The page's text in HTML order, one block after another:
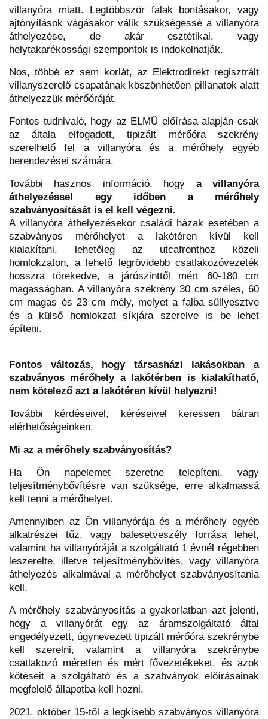
villanyóra miatt. Legtöbbször falak bontásakor, vagy
ajtónyílások vágásakor válik szükségessé a villanyóra
áthelyezése, de akár esztétikai, vagy
helytakarékossági szempontok is indokolhatják.
Nos, többé ez sem korlát, az Elektrodirekt regisztrált
villanyszerelő csapatának köszönhetően pillanatok alatt
áthelyezzük mérőóráját.
Fontos tudnivaló, hogy az ELMŰ előírása alapján csak
az általa elfogadott, tipizált mérőóra szekrény
szerelhető fel a villanyóra és a mérőhely egyéb
berendezései számára.
További hasznos információ, hogy a villanyóra
áthelyezéssel egy időben a mérőhely
szabványosítását is el kell végezni.
A villanyóra áthelyezésekor családi házak esetében a
szabványos mérőhelyet a lakótéren kívül kell
kialakítani, lehetőleg az utcafronthoz közeli
homlokzaton, a lehető legrövidebb csatlakozóvezeték
hosszra törekedve, a járószinttől mért 60-180 cm
magasságban. A villanyóra szekrény 30 cm széles, 60
cm magas és 23 cm mély, melyet a falba süllyesztve
és a külső homlokzat síkjára szerelve is be lehet
építeni.
Fontos változás, hogy társasházi lakásokban a
szabványos mérőhely a lakótérben is kialakítható,
nem kötelező azt a lakótéren kívül helyezni!
További kérdéseivel, kéréseivel keressen bátran
elérhetőségeinken.
Mi az a mérőhely szabványosítás?
Ha Ön napelemet szeretne telepíteni, vagy
teljesítménybővítésre van szüksége, erre alkalmassá
kell tenni a mérőhelyet.
Amennyiben az Ön villanyórája és a mérőhely egyéb
alkatrészei tűz, vagy balesetveszély forrása lehet,
valamint ha villanyóráját a szolgáltató 1 évnél régebben
leszerelte, illetve teljesítménybővítés, vagy villanyóra
áthelyezés alkalmával a mérőhelyet szabványosítania
kell.
A mérőhely szabványosítás a gyakorlatban azt jelenti,
hogy a villanyórát egy az áramszolgáltató által
engedélyezett, úgynevezett tipizált mérőóra szekrénybe
kell szerelni, valamint a villanyóra szekrénybe
csatlakozó méretlen és mért fővezetékeket, és azok
kötéseit a szolgáltató és a szabványok előírásainak
megfelelő állapotba kell hozni.
2021. október 15-től a legkisebb szabványos villanyóra